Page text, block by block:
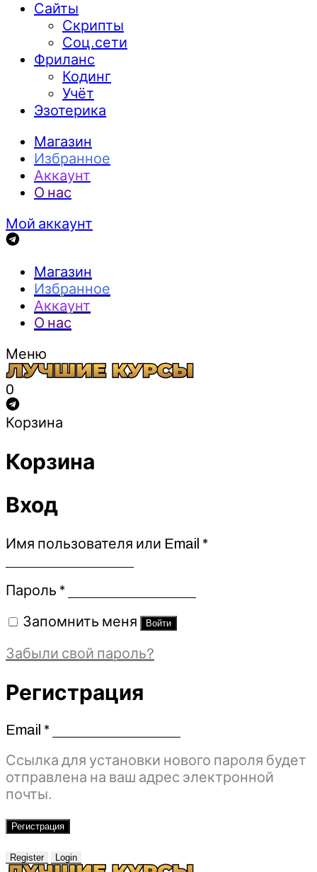
Сайты
Скрипты
Соц.сети
Фриланс
Кодинг
Учёт
Эзотерика
Магазин
Избранное
Аккаунт
О нас
Мой аккаунт
Магазин
Избранное
Аккаунт
О нас
Меню
0
Корзина
Корзина
Вход
Имя пользователя или Email *Обязательно
Пароль *Обязательно
Запомнить меня Войти
Забыли свой пароль?
Регистрация
Email *Обязательно
Ссылка для установки нового пароля будет
отправлена ​​на ваш адрес электронной
почты.
Регистрация
Register Login